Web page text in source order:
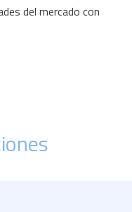
del mercado con